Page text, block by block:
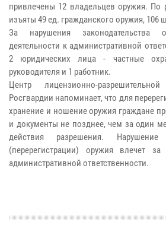
привлечены 12 владельцев оружия.
изъяты 49 ед. гражданского оружия, 106
За нарушения законодательства
деятельности к административной
2 юридических лица - частные
руководителя и 1 работник.
Центр лицензионно-
Росгвардии напоминает, что для
хранение и ношение оружия граждане
и документы не позднее, чем за один
действия разрешения. Нарушение
(перерегистрации) оружия влечет
административной ответственности.